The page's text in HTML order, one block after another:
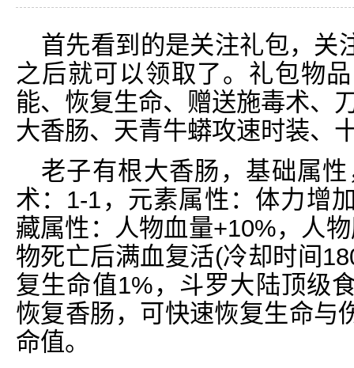
首先看到的是关注礼包，关
之后就可以领取了。礼包物
能、恢复生命、赠送施毒术、
大香肠、天青牛蟒攻速时装、
老子有根大香肠，基础属
术：1-1，元素属性：体力增
藏属性：人物血量+10%，人
物死亡后满血复活(冷却时间
复生命值1%，斗罗大陆顶级
恢复香肠，可快速恢复生命与
命值。